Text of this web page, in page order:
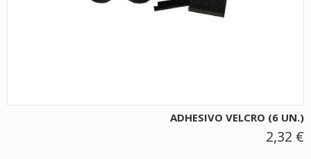
ADHESIVO VELCRO (6 UN.)
2,32 €